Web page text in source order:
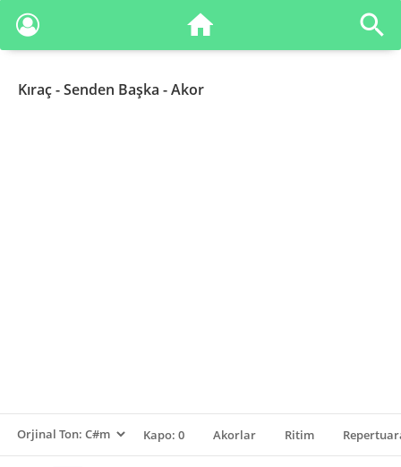
Kıraç- Senden Başka - Akor
Kapo: 0 Akorlar Ritim